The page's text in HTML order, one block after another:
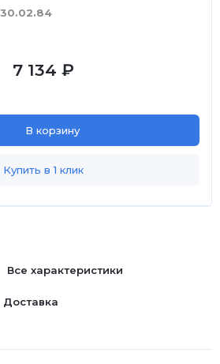
30.02.84
7 134 ₽
В корзину
Купить в 1 клик
Все характеристики
Доставка